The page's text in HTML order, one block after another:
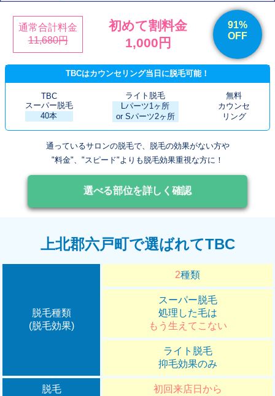
通常合計料金
11,680円
初めて割料金
1,000円
91%
OFF
TBCはカウンセリング当日に脱毛可能！
TBC
スーパー脱毛
40本
ライト脱毛
Lパーツ1ヶ所
or Sパーツ2ヶ所
無料
カウンセ
リング
通っているサロンの脱毛で、脱毛の効果がない方や
"料金"、"スピード"よりも脱毛効果重視な方に！
選べる部位を詳しく確認
上北郡六戸町で選ばれてTBC
脱毛種類
(脱毛効果)
2種類
スーパー脱毛
処理した毛は
もう生えてこない
ライト脱毛
抑毛効果のみ
脱毛 初回来店日から